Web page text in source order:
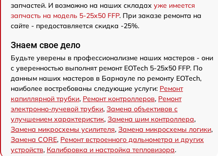
запчастей. И возможно на наших складах уже имеется
запчасть на модель 5-25x50 FFP. При заказе ремонта на
сайте - предоставляется скидка -25%.
Знаем свое дело
Будьте уверены в профессионализме наших мастеров - они
с уверенностью выполнят ремонт EOTech 5-25x50 FFP. По
данным наших мастеров в Барнауле по ремонту EOTech,
наиболее востребованы следующие услуги: Ремонт
капиллярной трубки, Ремонт контроллеров, Ремонт
электронно-лучевой трубки, Замена объективов с
улучшением характеристик, Замена шим контроллера,
Замена микросхемы усилителя, Замена микросхемы логики,
Замена CORE, Ремонт встроенного дальнометра и других
устройств, Калибровка и настройка тепловизора.